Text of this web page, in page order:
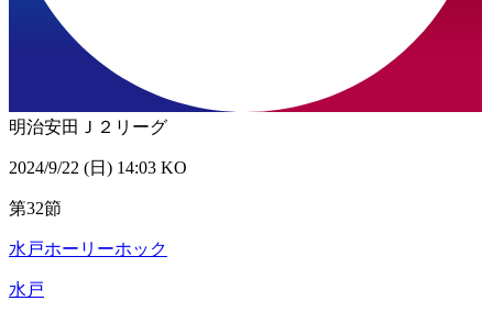
明治安田Ｊ２リーグ
2024/9/22 (日) 14:03 KO
第32節
水戸ホーリーホック
水戸